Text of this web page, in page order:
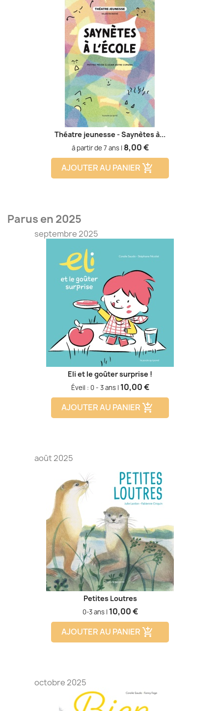
Théatre jeunesse - Saynètes à...
à partir de 7 ans | Prix
8,00 €
AJOUTER AU PANIER add_shopping_cart
Parus en 2025
septembre 2025
Eli et le goûter surprise !
Éveil : 0 - 3 ans | Prix
10,00 €
AJOUTER AU PANIER add_shopping_cart
août 2025
Petites Loutres
0-3 ans | Prix
10,00 €
AJOUTER AU PANIER add_shopping_cart
octobre 2025